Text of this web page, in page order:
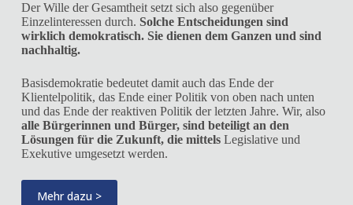
Der Wille der Gesamtheit setzt sich also gegenüber
Einzelinteressen durch. Solche Entscheidungen sind
wirklich demokratisch. Sie dienen dem Ganzen und sind
nachhaltig.
Basisdemokratie bedeutet damit auch das Ende der
Klientelpolitik, das Ende einer Politik von oben nach unten
und das Ende der reaktiven Politik der letzten Jahre. Wir, also
alle Bürgerinnen und Bürger, sind beteiligt an den
Lösungen für die Zukunft, die mittels Legislative und
Exekutive umgesetzt werden.
Mehr dazu >